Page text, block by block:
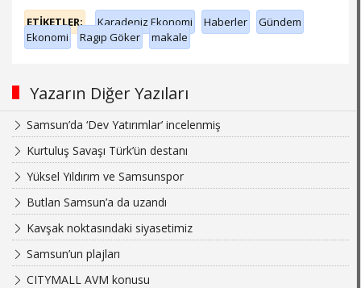
ETİKETLER; Karadeniz Ekonomi Haberler
Gündem
Ekonomi
Ragıp Göker makale
Yazarın Diğer Yazıları
Samsun’da ‘Dev Yatırımlar’ incelenmiş
Kurtuluş Savaşı Türk’ün destanı
Yüksel Yıldırım ve Samsunspor
Butlan Samsun’a da uzandı
Kavşak noktasındaki siyasetimiz
Samsun’un plajları
CITYMALL AVM konusu